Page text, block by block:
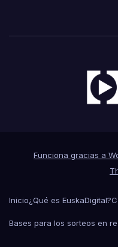
Funciona gracias a
Inicio¿Qué es EuskaDigital?
Bases para los sorteos en